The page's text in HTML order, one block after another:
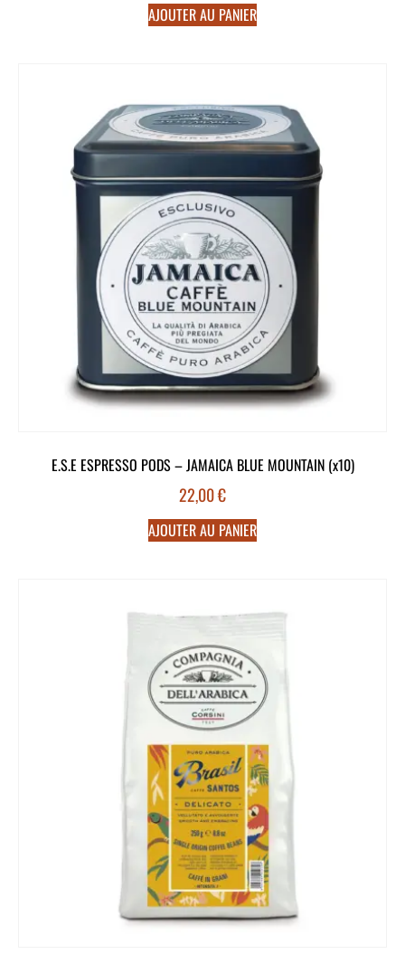
AJOUTER AU PANIER
E.S.E ESPRESSO PODS – JAMAICA BLUE MOUNTAIN (x10)
22,00€
AJOUTER AU PANIER